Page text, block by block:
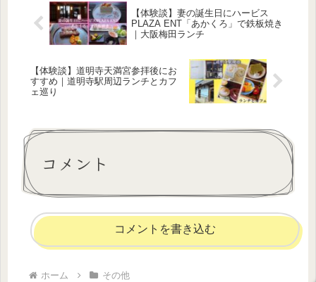
【体験談】妻の誕生日にハービス
PLAZA ENT「あかくろ」で鉄板焼き
｜大阪梅田ランチ
【体験談】道明寺天満宮参拝後にお
すすめ｜道明寺駅周辺ランチとカフ
ェ巡り
コメント
コメントを書き込む
ホーム その他